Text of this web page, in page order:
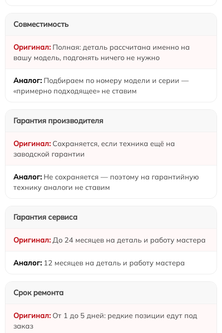
Совместимость
Полная: деталь рассчитана именно на
вашу модель, подгонять ничего не нужно
Подбираем по номеру модели и серии —
«примерно подходящее» не ставим
Гарантия производителя
Сохраняется, если техника ещё на
заводской гарантии
Не сохраняется — поэтому на гарантийную
технику аналоги не ставим
Гарантия сервиса
До 24 месяцев на деталь и работу мастера
12 месяцев на деталь и работу мастера
Срок ремонта
От 1 до 5 дней: редкие позиции едут под
заказ